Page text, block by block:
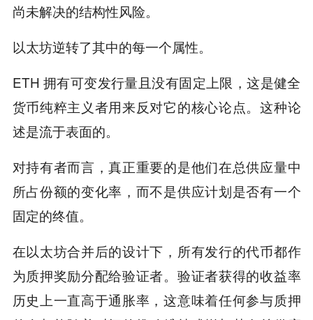
尚未解决的结构性风险。
以太坊逆转了其中的每一个属性。
ETH 拥有可变发行量且没有固定上限，这是健全
货币纯粹主义者用来反对它的核心论点。这种论
述是流于表面的。
对持有者而言，真正重要的是他们在总供应量中
所占份额的变化率，而不是供应计划是否有一个
固定的终值。
在以太坊合并后的设计下，所有发行的代币都作
为质押奖励分配给验证者。验证者获得的收益率
历史上一直高于通胀率，这意味着任何参与质押